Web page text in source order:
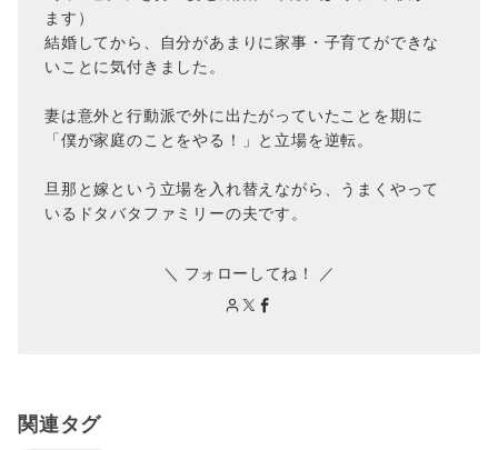
ます）
結婚してから、自分があまりに家事・子育てができな
いことに気付きました。
妻は意外と行動派で外に出たがっていたことを期に
「僕が家庭のことをやる！」と立場を逆転。
旦那と嫁という立場を入れ替えながら、うまくやって
いるドタバタファミリーの夫です。
＼ フォローしてね！ ／
関連タグ